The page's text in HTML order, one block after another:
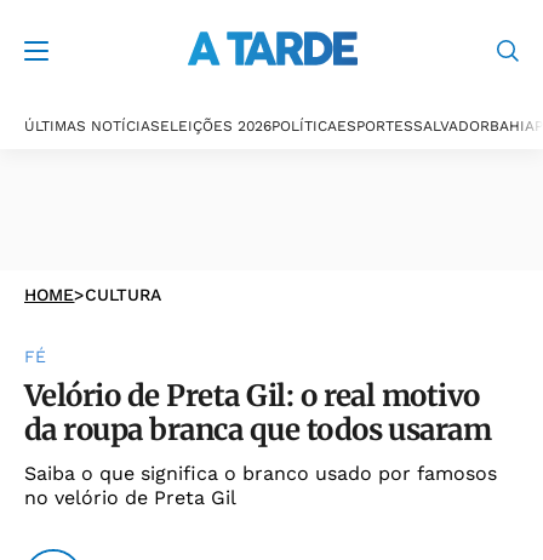
ÚLTIMAS NOTÍCIASELEIÇÕES 2026POLÍTICAESPORTESSALVADORBAHIA
HOME>CULTURA
FÉ
Velório de Preta Gil: o real motivo
da roupa branca que todos usaram
Saiba o que significa o branco usado por famosos
no velório de Preta Gil